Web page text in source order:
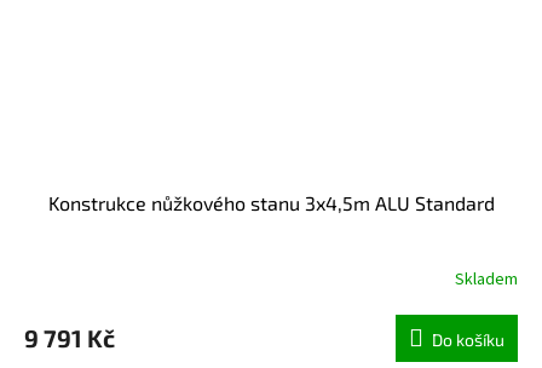
Konstrukce nůžkového stanu 3x4,5m ALU Standard
Skladem
9 791 Kč Do košíku